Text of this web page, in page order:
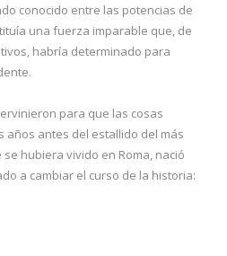
conocido entre las potencias de
una fuerza imparable que, de
habría determinado para
para que las cosas
años antes del estallido del más
hubiera vivido en Roma, nació
a cambiar el curso de la historia: